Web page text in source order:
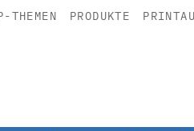
THEMEN PRODUKTE